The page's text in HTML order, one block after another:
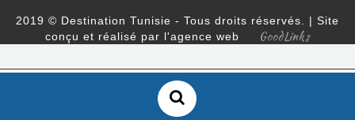
2019 © Destination Tunisie - Tous droits réservés. | Site
conçu et réalisé par l'agence web
GoodLinks